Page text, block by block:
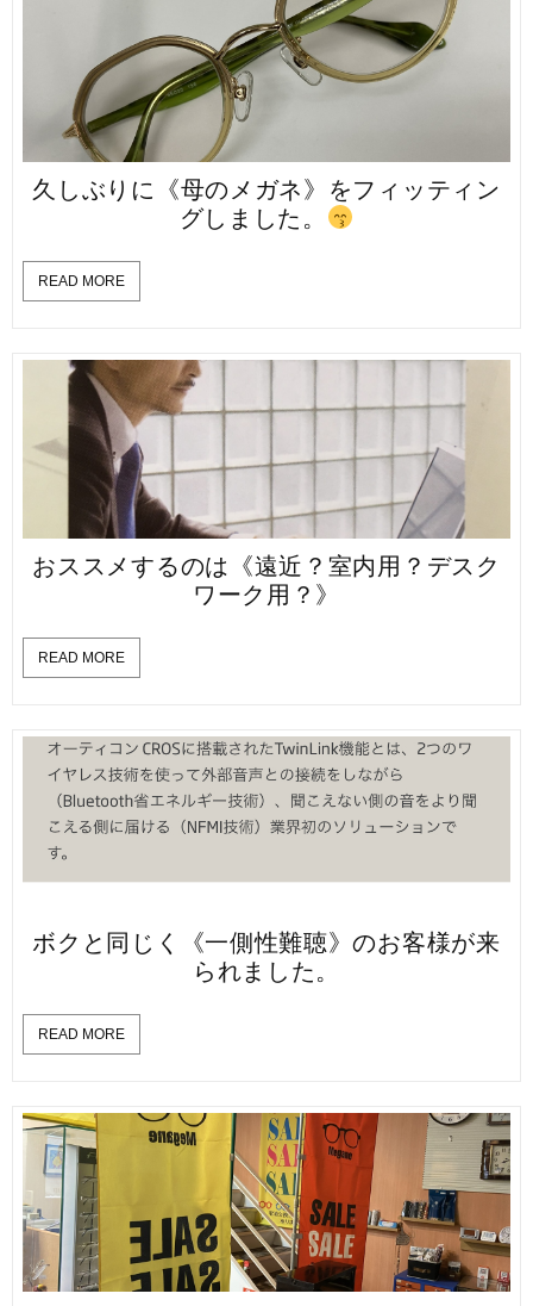
久しぶりに《母のメガネ》をフィッティン
グしました。
READ MORE
おススメするのは《遠近？室内用？デスク
ワーク用？》
READ MORE
ボクと同じく《一側性難聴》のお客様が来
られました。
READ MORE